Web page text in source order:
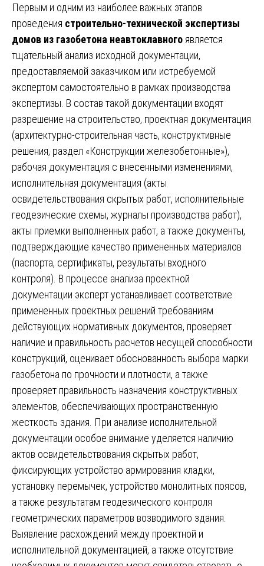
Первым и одним из наиболее важных этапов
проведения строительно-технической экспертизы
домов из газобетона неавтоклавного является
тщательный анализ исходной документации,
предоставляемой заказчиком или истребуемой
экспертом самостоятельно в рамках производства
экспертизы. В состав такой документации входят
разрешение на строительство, проектная документация
(архитектурно-строительная часть, конструктивные
решения, раздел «Конструкции железобетонные»),
рабочая документация с внесенными изменениями,
исполнительная документация (акты
освидетельствования скрытых работ, исполнительные
геодезические схемы, журналы производства работ),
акты приемки выполненных работ, а также документы,
подтверждающие качество примененных материалов
(паспорта, сертификаты, результаты входного
контроля). В процессе анализа проектной
документации эксперт устанавливает соответствие
примененных проектных решений требованиям
действующих нормативных документов, проверяет
наличие и правильность расчетов несущей способности
конструкций, оценивает обоснованность выбора марки
газобетона по прочности и плотности, а также
проверяет правильность назначения конструктивных
элементов, обеспечивающих пространственную
жесткость здания. При анализе исполнительной
документации особое внимание уделяется наличию
актов освидетельствования скрытых работ,
фиксирующих устройство армирования кладки,
установку перемычек, устройство монолитных поясов,
а также результатам геодезического контроля
геометрических параметров возводимого здания.
Выявление расхождений между проектной и
исполнительной документацией, а также отсутствие